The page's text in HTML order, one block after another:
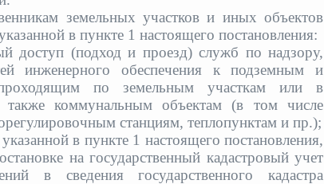
земельных участков и иных объектов
в пункте 1 настоящего постановления:
доступ (подход и проезд) служб по надзору,
инженерного обеспечения к подземным и
по земельным участкам или в
также коммунальным объектам (в том числе
станциям, теплопунктам и пр.);
в пункте 1 настоящего постановления,
на государственный кадастровый учет
в сведения государственного кадастра